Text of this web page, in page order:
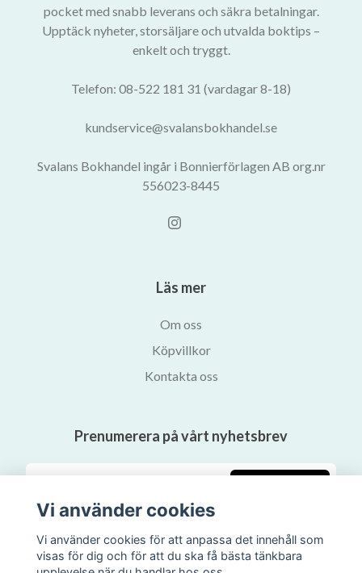
pocket med snabb leverans och säkra betalningar.
Upptäck nyheter, storsäljare och utvalda boktips –
enkelt och tryggt.
Telefon: 08-522 181 31 (vardagar 8-18)
kundservice@svalansbokhandel.se
Svalans Bokhandel ingår i Bonnierförlagen AB org.nr
556023-8445
Läs mer
Om oss
Köpvillkor
Kontakta oss
Prenumerera på vårt nyhetsbrev
Vi använder cookies
Vi använder cookies för att anpassa det innehåll som
visas för dig och för att du ska få bästa tänkbara